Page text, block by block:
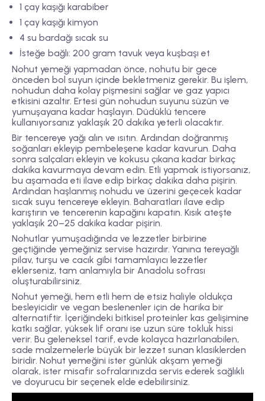
1 çay kaşığı karabiber
1 çay kaşığı kimyon
4 su bardağı sıcak su
İsteğe bağlı: 200 gram tavuk veya kuşbaşı et
Nohut yemeği yapmadan önce, nohutu bir gece
önceden bol suyun içinde bekletmeniz gerekir. Bu işlem,
nohudun daha kolay pişmesini sağlar ve gaz yapıcı
etkisini azaltır. Ertesi gün nohudun suyunu süzün ve
yumuşayana kadar haşlayın. Düdüklü tencere
kullanıyorsanız yaklaşık 20 dakika yeterli olacaktır.
Bir tencereye yağı alın ve ısıtın. Ardından doğranmış
soğanları ekleyip pembeleşene kadar kavurun. Daha
sonra salçaları ekleyin ve kokusu çıkana kadar birkaç
dakika kavurmaya devam edin. Etli yapmak istiyorsanız,
bu aşamada eti ilave edip birkaç dakika daha pişirin.
Ardından haşlanmış nohudu ve üzerini geçecek kadar
sıcak suyu tencereye ekleyin. Baharatları ilave edip
karıştırın ve tencerenin kapağını kapatın. Kısık ateşte
yaklaşık 20–25 dakika kadar pişirin.
Nohutlar yumuşadığında ve lezzetler birbirine
geçtiğinde yemeğiniz servise hazırdır. Yanına tereyağlı
pilav, turşu ve cacık gibi tamamlayıcı lezzetler
eklerseniz, tam anlamıyla bir Anadolu sofrası
oluşturabilirsiniz.
Nohut yemeği, hem etli hem de etsiz haliyle oldukça
besleyicidir ve vegan beslenenler için de harika bir
alternatiftir. İçeriğindeki bitkisel proteinler kas gelişimine
katkı sağlar, yüksek lif oranı ise uzun süre tokluk hissi
verir. Bu geleneksel tarif, evde kolayca hazırlanabilen,
sade malzemelerle büyük bir lezzet sunan klasiklerden
biridir. Nohut yemeğini ister günlük akşam yemeği
olarak, ister misafir sofralarınızda servis ederek sağlıklı
ve doyurucu bir seçenek elde edebilirsiniz.